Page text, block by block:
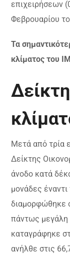
επιχειρήσεων
Φεβρουαρίου
Τα
κλίματος του
Μετά από τρία
Δείκτης
άνοδο κατά
μονάδες
διαμορφώθηκε
πάντως μεγάλη
καταγράφηκε
ανήλθε στις